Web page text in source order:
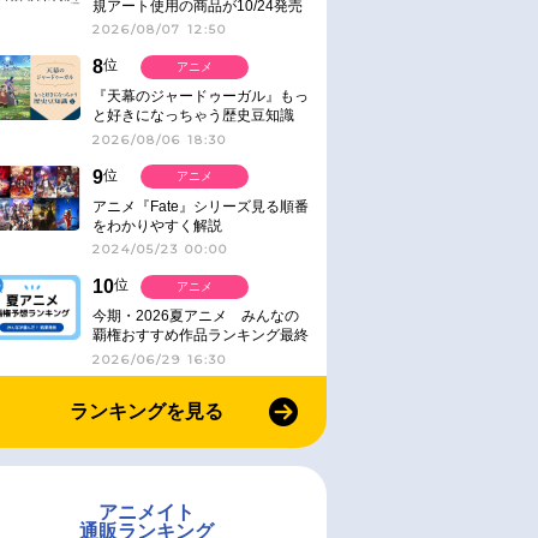
規アート使用の商品が10/24発売
2026/08/07 12:50
8位
『天幕のジャードゥーガル』もっ
と好きになっちゃう歴史豆知識
2026/08/06 18:30
アニメ
9位
アニメ『Fate』シリーズ見る順番
をわかりやすく解説
2024/05/23 00:00
アニメ
10位
今期・2026夏アニメ みんなの
覇権おすすめ作品ランキング最終
結果発表！
2026/06/29 16:30
アニメ
ランキングを見る
アニメイト
通販ランキング